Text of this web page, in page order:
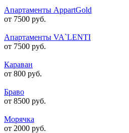
Апартаменты AppartGold
от 7500 руб.
Апартаменты VA`LENTI
от 7500 руб.
Караван
от 800 руб.
Браво
от 8500 руб.
Морячка
от 2000 руб.